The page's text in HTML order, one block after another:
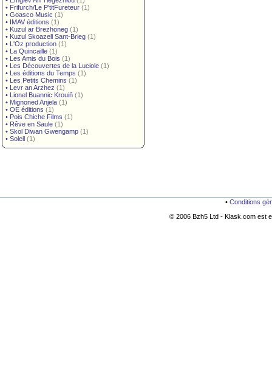
• Frifurch/Le P'titFureteur (1)
• Goasco Music (1)
• IMAV éditions (1)
• Kuzul ar Brezhoneg (1)
• Kuzul Skoazell Sant-Brieg (1)
• L'Oz production (1)
• La Quincaille (1)
• Les Amis du Bois (1)
• Les Découvertes de la Luciole (1)
• Les éditions du Temps (1)
• Les Petits Chemins (1)
• Levr an Arzhez (1)
• Lionel Buannic Krouiñ (1)
• Mignoned Anjela (1)
• OE éditions (1)
• Pois Chiche Films (1)
• Rêve en Saule (1)
• Skol Diwan Gwengamp (1)
• Soleil (1)
• Conditions
© 2006 Bzh5 Ltd - Klask.com est